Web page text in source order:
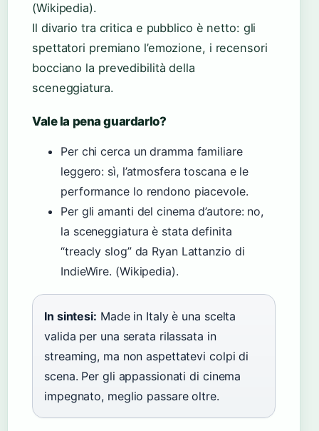
(Wikipedia).
Il divario tra critica e pubblico è netto: gli
spettatori premiano l’emozione, i recensori
bocciano la prevedibilità della
sceneggiatura.
Vale la pena guardarlo?
Per chi cerca un dramma familiare
leggero: sì, l’atmosfera toscana e le
performance lo rendono piacevole.
Per gli amanti del cinema d’autore: no,
la sceneggiatura è stata definita
“treacly slog” da Ryan Lattanzio di
IndieWire. (Wikipedia).
In sintesi: Made in Italy è una scelta
valida per una serata rilassata in
streaming, ma non aspettatevi colpi di
scena. Per gli appassionati di cinema
impegnato, meglio passare oltre.